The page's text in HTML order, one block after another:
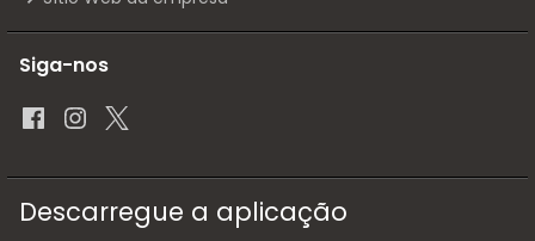
Siga-nos
Descarregue a aplicação